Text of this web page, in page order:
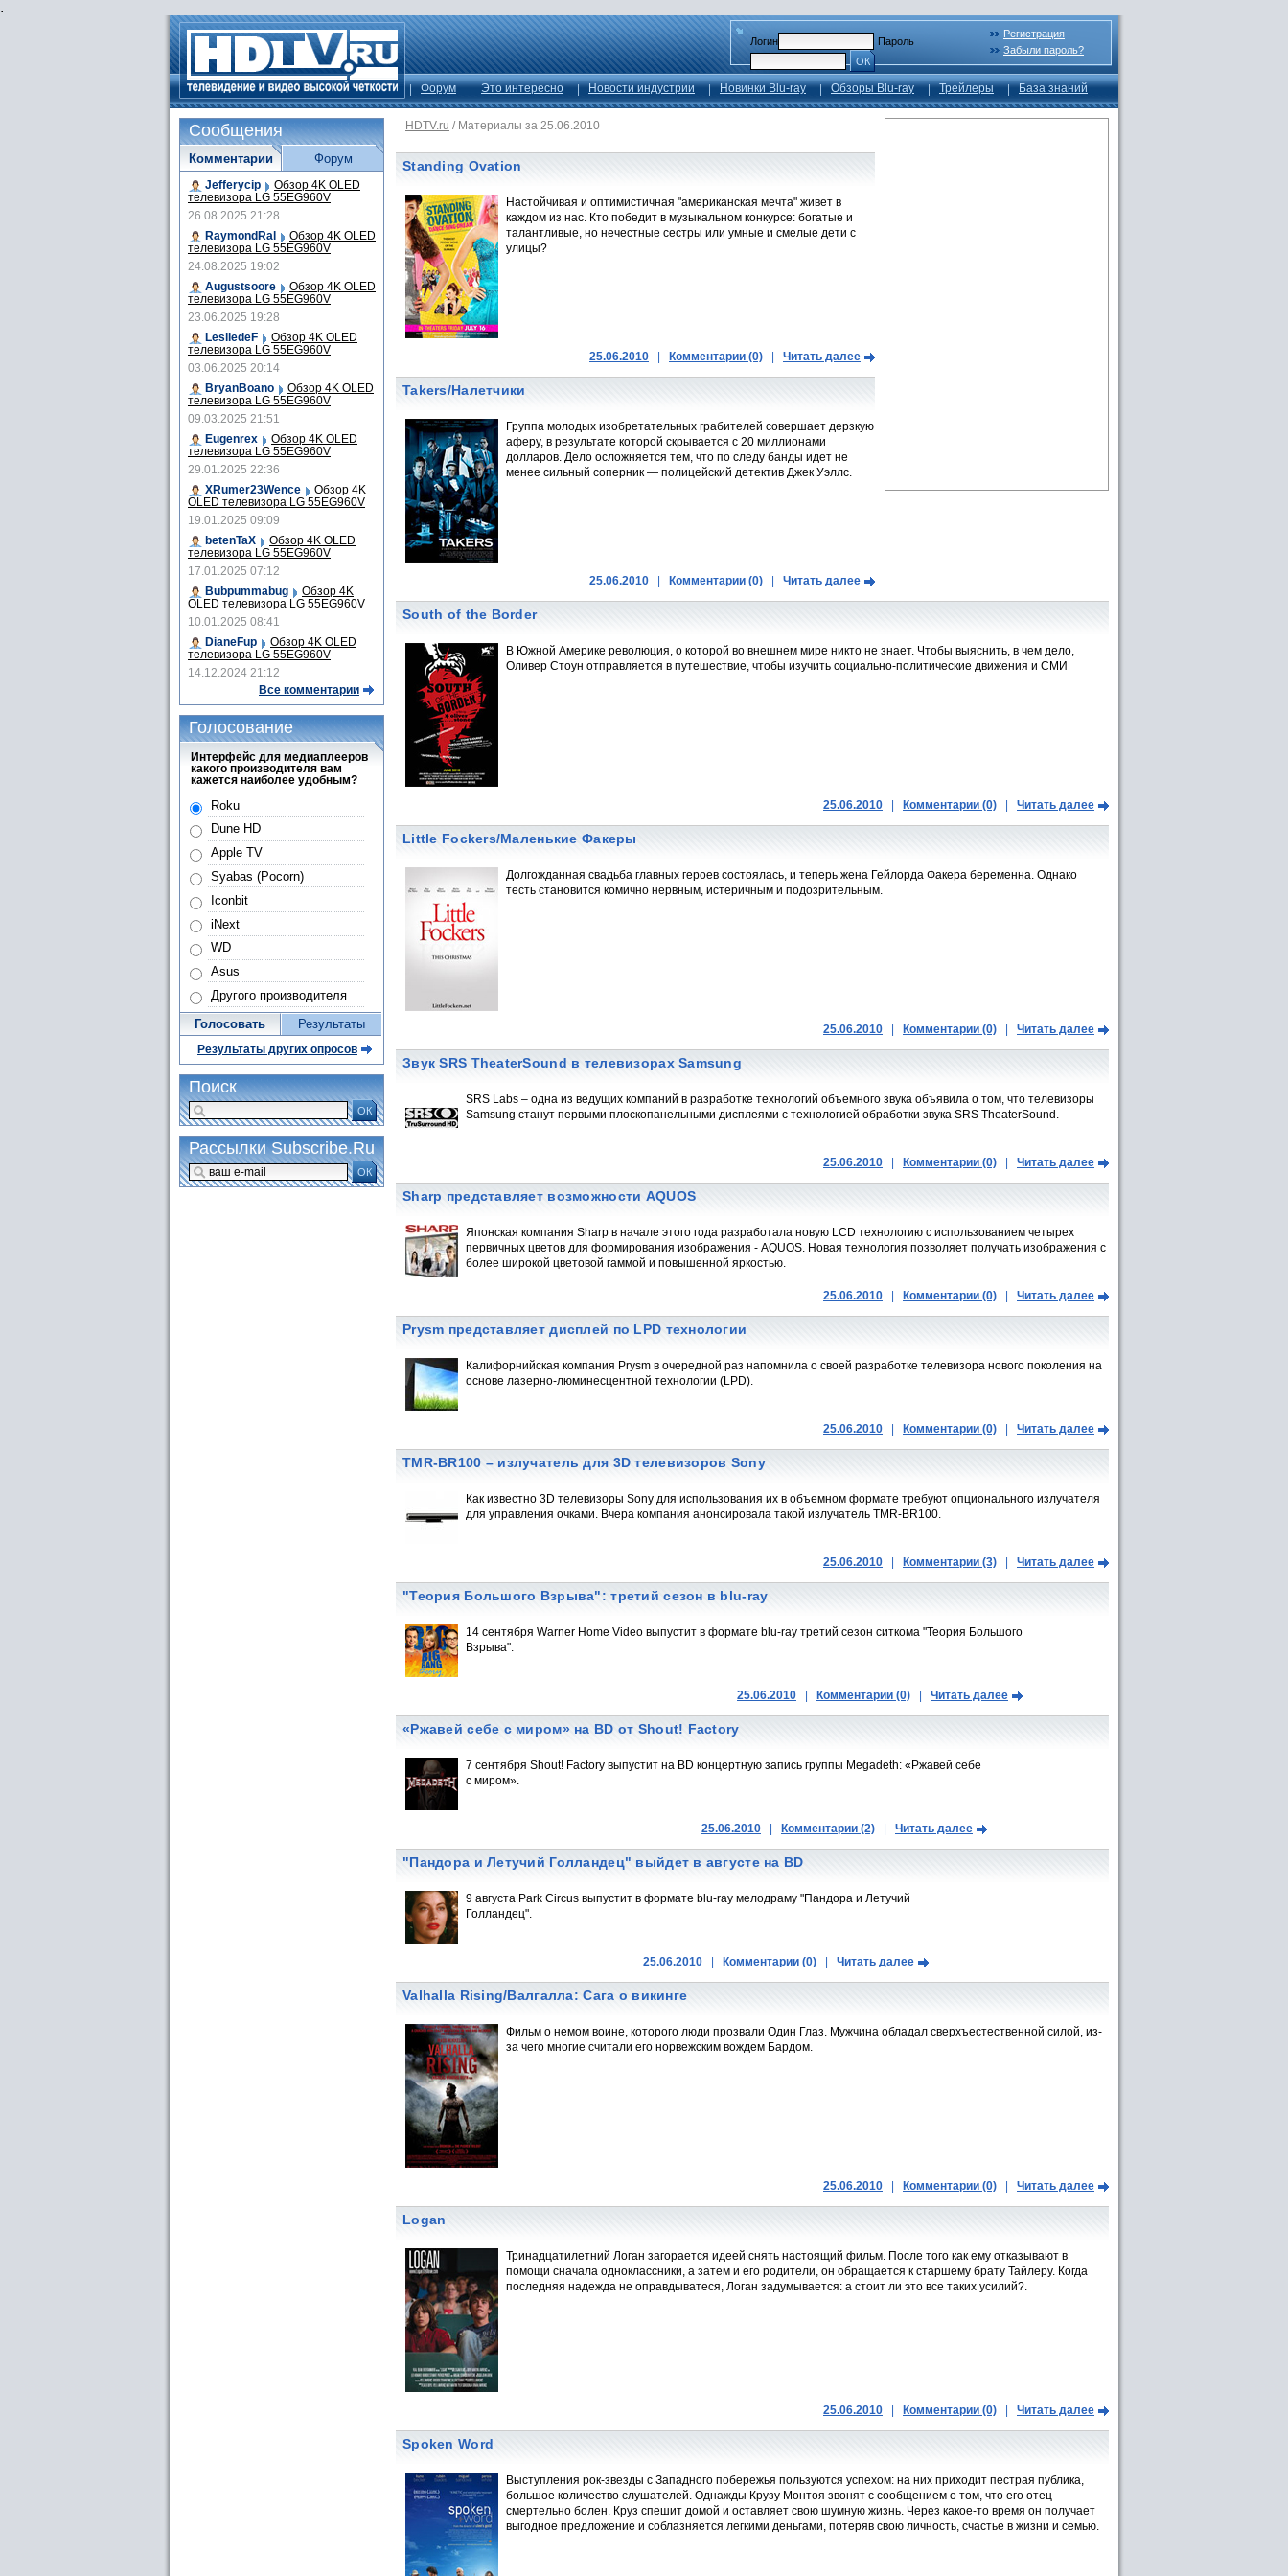
.
Логин
Пароль
ОК
Регистрация
Забыли пароль?
Форум Это интересно Новости индустрии Новинки Blu-ray Обзоры Blu-ray Трейлеры База знаний
HDTV.ru / Материалы за 25.06.2010
Standing Ovation
Настойчивая и оптимистичная "американская мечта" живет в
каждом из нас. Кто победит в музыкальном конкурсе: богатые и
талантливые, но нечестные сестры или умные и смелые дети с
улицы?
25.06.2010 Комментарии (0) Читать далее
Takers/Налетчики
Группа молодых изобретательных грабителей совершает дерзкую
аферу, в результате которой скрывается с 20 миллионами
долларов. Дело осложняется тем, что по следу банды идет не
менее сильный соперник — полицейский детектив Джек Уэллс.
25.06.2010 Комментарии (0) Читать далее
South of the Border
В Южной Америке революция, о которой во внешнем мире никто не знает. Чтобы выяснить, в чем дело,
Оливер Стоун отправляется в путешествие, чтобы изучить социально-политические движения и СМИ
25.06.2010 Комментарии (0) Читать далее
Little Fockers/Маленькие Факеры
Долгожданная свадьба главных героев состоялась, и теперь жена Гейлорда Факера беременна. Однако
тесть становится комично нервным, истеричным и подозрительным.
25.06.2010 Комментарии (0) Читать далее
Звук SRS TheaterSound в телевизорах Samsung
SRS Labs – одна из ведущих компаний в разработке технологий объемного звука объявила о том, что телевизоры
Samsung станут первыми плоскопанельными дисплеями с технологией обработки звука SRS TheaterSound.
25.06.2010 Комментарии (0) Читать далее
Sharp представляет возможности AQUOS
Японская компания Sharp в начале этого года разработала новую LCD технологию с использованием четырех
первичных цветов для формирования изображения - AQUOS. Новая технология позволяет получать изображения с
более широкой цветовой гаммой и повышенной яркостью.
25.06.2010 Комментарии (0) Читать далее
Prysm представляет дисплей по LPD технологии
Калифорнийская компания Prysm в очередной раз напомнила о своей разработке телевизора нового поколения на
основе лазерно-люминесцентной технологии (LPD).
25.06.2010 Комментарии (0) Читать далее
TMR-BR100 – излучатель для 3D телевизоров Sony
Как известно 3D телевизоры Sony для использования их в объемном формате требуют опционального излучателя
для управления очками. Вчера компания анонсировала такой излучатель TMR-BR100.
25.06.2010 Комментарии (3) Читать далее
"Теория Большого Взрыва": третий сезон в blu-ray
14 сентября Warner Home Video выпустит в формате blu-ray третий сезон ситкома "Теория Большого
Взрыва".
25.06.2010 Комментарии (0) Читать далее
«Ржавей себе с миром» на BD от Shout! Factory
7 сентября Shout! Factory выпустит на BD концертную запись группы Megadeth: «Ржавей себе
с миром».
25.06.2010 Комментарии (2) Читать далее
"Пандора и Летучий Голландец" выйдет в августе на BD
9 августа Park Circus выпустит в формате blu-ray мелодраму "Пандора и Летучий
Голландец".
25.06.2010 Комментарии (0) Читать далее
Valhalla Rising/Валгалла: Сага о викинге
Фильм о немом воине, которого люди прозвали Один Глаз. Мужчина обладал сверхъестественной силой, из-
за чего многие считали его норвежским вождем Бардом.
25.06.2010 Комментарии (0) Читать далее
Logan
Тринадцатилетний Логан загорается идеей снять настоящий фильм. После того как ему отказывают в
помощи сначала одноклассники, а затем и его родители, он обращается к старшему брату Тайлеру. Когда
последняя надежда не оправдыватеся, Логан задумывается: а стоит ли это все таких усилий?.
25.06.2010 Комментарии (0) Читать далее
Spoken Word
Выступления рок-звезды с Западного побережья пользуются успехом: на них приходит пестрая публика,
большое количество слушателей. Однажды Крузу Монтоя звонят с сообщением о том, что его отец
смертельно болен. Круз спешит домой и оставляет свою шумную жизнь. Через какое-то время он получает
выгодное предложение и соблазняется легкими деньгами, потеряв свою личность, счастье в жизни и семью.
Сообщения
Комментарии
Jefferycip Обзор 4K OLED
телевизора LG 55EG960V
26.08.2025 21:28
RaymondRal
Обзор 4K OLED
телевизора LG 55EG960V
24.08.2025 19:02
Augustsoore
Обзор 4K OLED
телевизора LG 55EG960V
23.06.2025 19:28
LesliedeF
Обзор 4K OLED
телевизора LG 55EG960V
03.06.2025 20:14
BryanBoano
Обзор 4K OLED
телевизора LG 55EG960V
09.03.2025 21:51
Eugenrex
Обзор 4K OLED
телевизора LG 55EG960V
29.01.2025 22:36
XRumer23Wence
Обзор 4K
OLED телевизора LG 55EG960V
19.01.2025 09:09
betenTaX
Обзор 4K OLED
телевизора LG 55EG960V
17.01.2025 07:12
Bubpummabug
Обзор 4K
OLED телевизора LG 55EG960V
10.01.2025 08:41
DianeFup
Обзор 4K OLED
телевизора LG 55EG960V
14.12.2024 21:12
Все комментарии
Форум
Голосование
Интерфейс для медиаплееров
какого производителя вам
кажется наиболее удобным?
Roku
Dune HD
Apple TV
Syabas (Pocorn)
Iconbit
iNext
WD
Asus
Другого производителя
Голосовать Результаты
Результаты других опросов
Поиск
ОК
Рассылки Subscribe.Ru
ОК